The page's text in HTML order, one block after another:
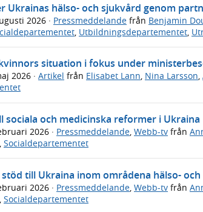
Ukrainas hälso- och sjukvård genom
2026 · Pressmeddelande från Benjamin
Utbildningsdepartementet
situation i fokus under
2026 · Artikel från Elisabet Lann, Nina Larsson,
sociala och medicinska reformer i Ukraina
2026 · Pressmeddelande, Webb-tv från
, Socialdepartementet
till Ukraina inom områdena hälso-
2026 · Pressmeddelande Webb-tv från
Socialdepartementet